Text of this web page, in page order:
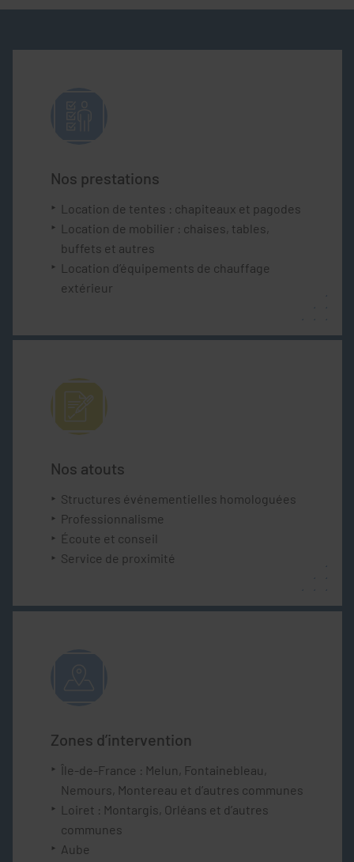
Nos prestations
Location de tentes : chapiteaux et pagodes
Location de mobilier : chaises, tables,
buffets et autres
Location d’équipements de chauffage
extérieur
Nos atouts
Structures événementielles homologuées
Professionnalisme
Écoute et conseil
Service de proximité
Zones d’intervention
Île-de-France : Melun, Fontainebleau,
Nemours, Montereau et d’autres communes
Loiret : Montargis, Orléans et d’autres
communes
Aube